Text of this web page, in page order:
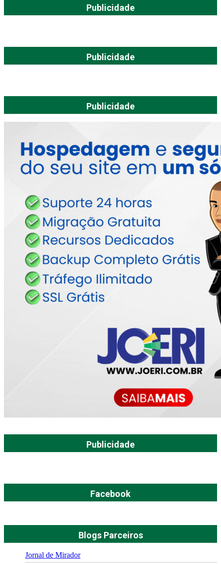
Publicidade
Publicidade
Publicidade
Publicidade
Facebook
Blogs Parceiros
Jornal de Mirador